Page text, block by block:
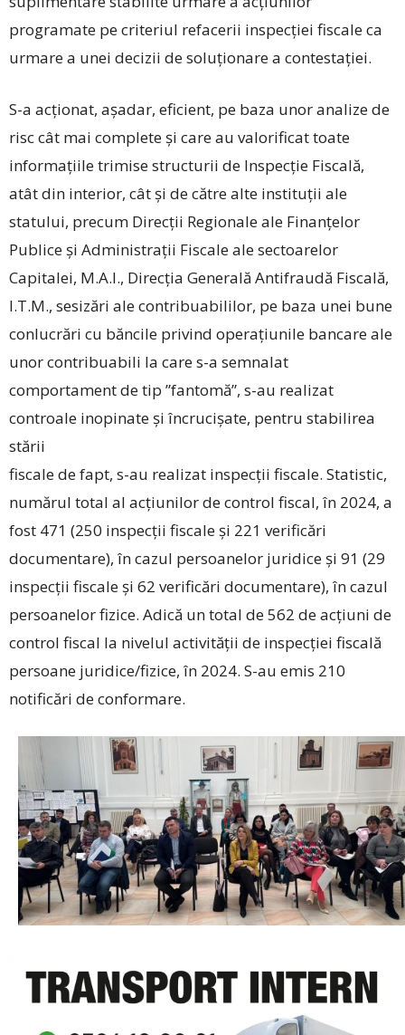
programate pe criteriul refacerii inspecției fiscale ca
urmare a unei decizii de soluționare a contestației.
S-a acționat, așadar, eficient, pe baza unor analize de
risc cât mai complete și care au valorificat toate
informațiile trimise structurii de Inspecție Fiscală,
atât din interior, cât și de către alte instituții ale
statului, precum Direcții Regionale ale Finanțelor
Publice și Administrații Fiscale ale sectoarelor
Capitalei, M.A.I., Direcția Generală Antifraudă Fiscală,
I.T.M., sesizări ale contribuabililor, pe baza unei bune
conlucrări cu băncile privind operațiunile bancare ale
unor contribuabili la care s-a semnalat
comportament de tip ”fantomă”, s-au realizat
controale inopinate și încrucișate, pentru stabilirea
stării
fiscale de fapt, s-au realizat inspecții fiscale. Statistic,
numărul total al acțiunilor de control fiscal, în 2024, a
fost 471 (250 inspecții fiscale și 221 verificări
documentare), în cazul persoanelor juridice și 91 (29
inspecții fiscale și 62 verificări documentare), în cazul
persoanelor fizice. Adică un total de 562 de acțiuni de
control fiscal la nivelul activității de inspecției fiscală
persoane juridice/fizice, în 2024. S-au emis 210
notificări de conformare.